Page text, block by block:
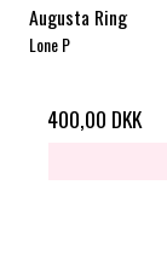
Augusta Ring
Lone P
400,00 DKK